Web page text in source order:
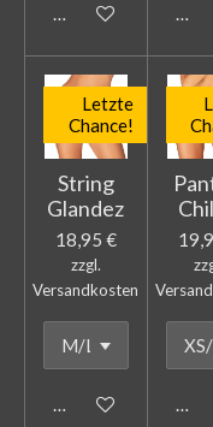
In den Warenkorb
In
Letzte
Chance!
String
Glandez
18,95 €
zzgl.
Versandkosten
In den Warenkorb
In